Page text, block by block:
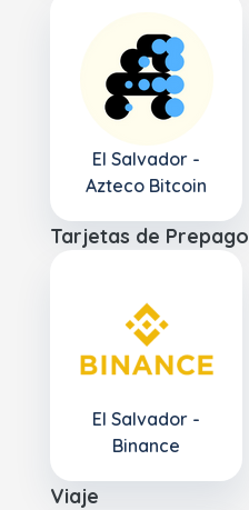
El Salvador -
Azteco Bitcoin
Tarjetas de Prepago
El Salvador -
Binance
Viaje